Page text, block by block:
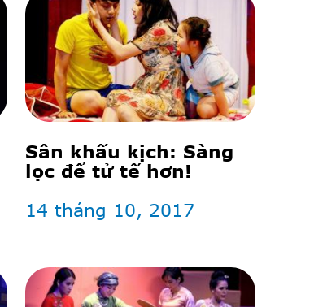
Sân khấu kịch: Sàng
lọc để tử tế hơn!
14 tháng 10, 2017